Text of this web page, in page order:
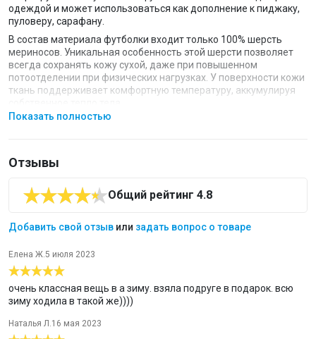
одеждой и может использоваться как дополнение к пиджаку,
пуловеру, сарафану.
В состав материала футболки входит только 100% шерсть
мериносов. Уникальная особенность этой шерсти позволяет
всегда сохранять кожу сухой, даже при повышенном
потоотделении при физических нагрузках. У поверхности кожи
ткань поддерживает комфортную температуру, аккумулируя
Анатомический крой футболки мягко облегает фигуру, не
подчеркивает силуэт.
100% шерсть мериносов в составе пряжи;
защита от перегрева и переохлаждения;
благодаря анатомическому крою отлично садится по фигуре и
незаметна под одеждой;
плоские швы не натирают кожу;
гипоаллергенный, натуральный, мягкий трикотаж, приятный к
Показать полностью
Отзывы
Общий рейтинг 4.8
Добавить свой отзыв или задать вопрос о товаре
Елена Ж. 5 июля 2023
очень классная вещь в а зиму. взяла подруге в подарок. всю
зиму ходила в такой же))))
Наталья Л. 16 мая 2023